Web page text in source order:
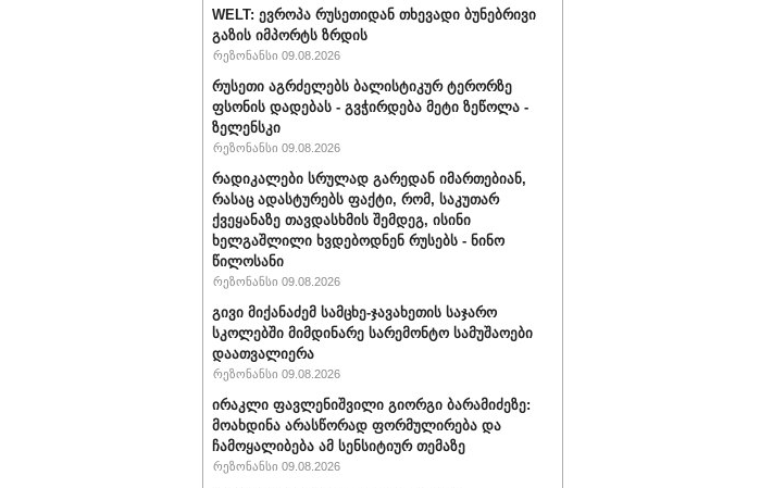
WELT: ევროპა რუსეთიდან თხევადი ბუნებრივი
გაზის იმპორტს ზრდის
რეზონანსი 09.08.2026
რუსეთი აგრძელებს ბალისტიკურ ტერორზე
ფსონის დადებას - გვჭირდება მეტი ზეწოლა -
ზელენსკი
რეზონანსი 09.08.2026
რადიკალები სრულად გარედან იმართებიან,
რასაც ადასტურებს ფაქტი, რომ, საკუთარ
ქვეყანაზე თავდასხმის შემდეგ, ისინი
ხელგაშლილი ხვდებოდნენ რუსებს - ნინო
წილოსანი
რეზონანსი 09.08.2026
გივი მიქანაძემ სამცხე-ჯავახეთის საჯარო
სკოლებში მიმდინარე სარემონტო სამუშაოები
დაათვალიერა
რეზონანსი 09.08.2026
ირაკლი ფავლენიშვილი გიორგი ბარამიძეზე:
მოახდინა არასწორად ფორმულირება და
ჩამოყალიბება ამ სენსიტიურ თემაზე
რეზონანსი 09.08.2026